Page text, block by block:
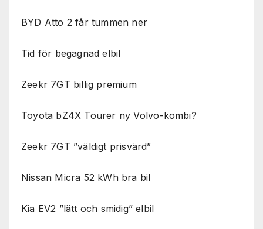
BYD Atto 2 får tummen ner
Tid för begagnad elbil
Zeekr 7GT billig premium
Toyota bZ4X Tourer ny Volvo-kombi?
Zeekr 7GT ”väldigt prisvärd”
Nissan Micra 52 kWh bra bil
Kia EV2 ”lätt och smidig” elbil